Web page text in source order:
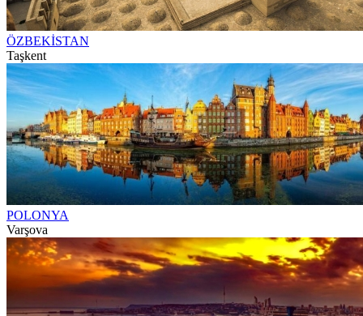
ÖZBEKİSTAN
Taşkent
POLONYA
Varşova